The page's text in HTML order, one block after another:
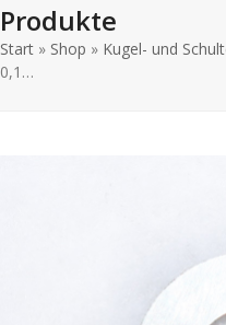
Produkte
Start » Shop » Kugel- und
0,1…